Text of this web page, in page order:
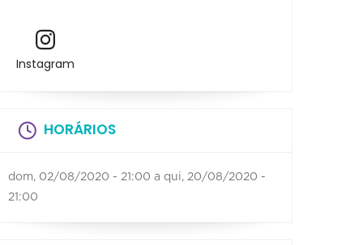
Instagram
HORÁRIOS
dom, 02/08/2020 - 21:00 a qui, 20/08/2020 -
21:00